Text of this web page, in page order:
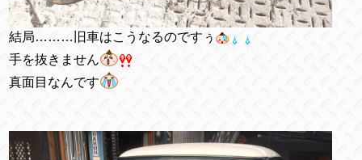
結局………旧車はこうなるのですぅ
手を抜きません
真面目なんです